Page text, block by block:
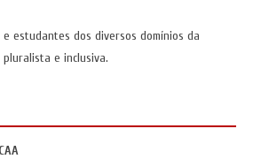
estudantes dos diversos domínios da
e inclusiva.